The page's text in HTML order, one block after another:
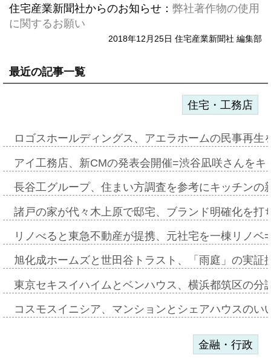
住宅産業新聞社からのお知らせ： 弊社著作物の使用
に関するお願い
2018年12月25日 住宅産業新聞社 編集部
最近の記事一覧
住宅・工務店
ロゴスホールディングス、アエラホームの民事再
アイ工務店、新CMの発表会開催=渋谷凪咲さんを
長谷工グループ、住まい方調査を参考にキッチン
諸戸の家が代々木上原で邸宅、ブランド明確化を
リノべると東急不動産が提携、元社宅を一棟リノ
旭化成ホームズと世田谷トラスト、「雨庭」の実
東京セキスイハイムとベンハウス、横浜都筑区の
コスモスイニシア、マンションとシェアハウスの
金融・行政